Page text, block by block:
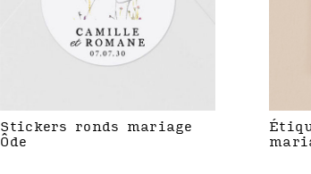
Stickers ronds mariage
Ôde